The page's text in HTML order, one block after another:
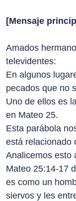
[Mensaje
Amados
televidentes:
En algunos
pecados que no
Uno de ellos es
en Mateo 25.
Esta parábola
está relacionado
Analicemos esto
Mateo 25:14-17
es como un
siervos y les